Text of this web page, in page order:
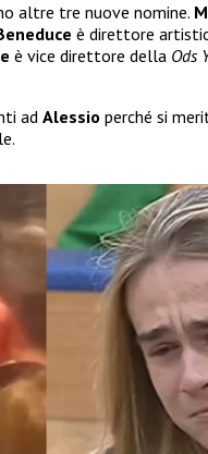
altre tre nuove nomine.
è direttore
è vice direttore della Ods
ad Alessio perché si